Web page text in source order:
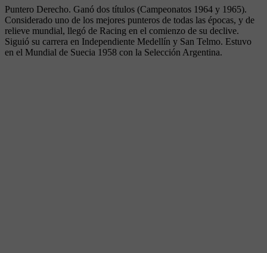
Puntero Derecho. Ganó dos títulos (Campeonatos 1964 y 1965).
Considerado uno de los mejores punteros de todas las épocas, y de
relieve mundial, llegó de Racing en el comienzo de su declive.
Siguió su carrera en Independiente Medellín y San Telmo. Estuvo
en el Mundial de Suecia 1958 con la Selección Argentina.